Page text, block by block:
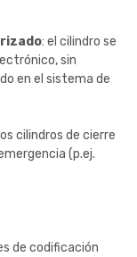
: el cilindro se
sin
en el sistema de
cilindros de cierre
(p.ej.
de codificación